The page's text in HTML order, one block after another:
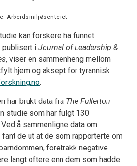
Arbeidsmiljøsenteret
kan forskere ha funnet
publisert i Journal of Leadership &
, viser en sammenheng mellom
hjem og aksept for tyrannisk
.
har brukt data fra The Fullerton
studie som har fulgt 130
å sammenligne data om
de ut at de som rapporterte om
foretrakk negative
langt oftere enn dem som hadde